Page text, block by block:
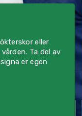
eller
Ta del av
er egen